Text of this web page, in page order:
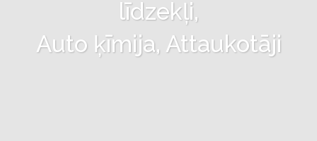
līdzekļi,
Auto ķīmija, Attaukotāji